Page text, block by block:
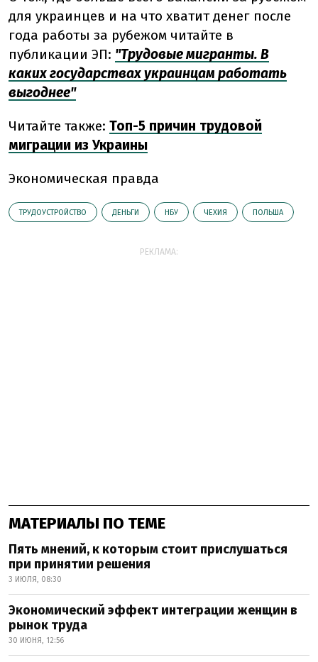
для украинцев и на что хватит денег после
года работы за рубежом читайте в
публикации ЭП: "Трудовые мигранты. В
каких государствах украинцам работать
выгоднее"
Читайте также: Топ-5 причин трудовой
миграции из Украины
Экономическая правда
ТРУДОУСТРОЙСТВО ДЕНЬГИ НБУ ЧЕХИЯ ПОЛЬША
РЕКЛАМА:
МАТЕРИАЛЫ ПО ТЕМЕ
Пять мнений, к которым стоит прислушаться
при принятии решения
3 ИЮЛЯ, 08:30
Экономический эффект интеграции женщин в
рынок труда
30 ИЮНЯ, 12:56